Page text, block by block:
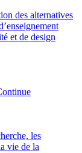
des alternatives
et de design
les
vie de la